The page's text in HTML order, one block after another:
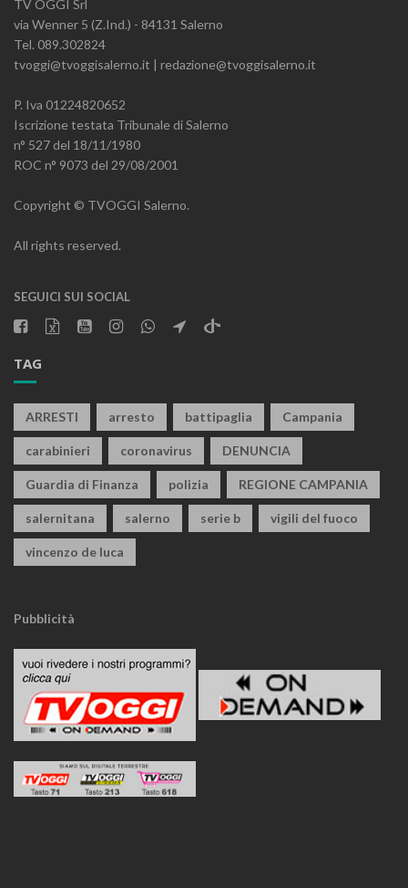
TV OGGI Srl
via Wenner 5 (Z.Ind.) - 84131 Salerno
Tel. 089.302824
tvoggi@tvoggisalerno.it | redazione@tvoggisalerno.it
P. Iva 01224820652
Iscrizione testata Tribunale di Salerno
n° 527 del 18/11/1980
ROC n° 9073 del 29/08/2001
Copyright © TVOGGI Salerno.
All rights reserved.
SEGUICI SUI SOCIAL
TAG
ARRESTI arresto battipaglia Campania
carabinieri coronavirus DENUNCIA
Guardia di Finanza polizia REGIONE CAMPANIA
salernitana salerno serie b vigili del fuoco
vincenzo de luca
Pubblicità